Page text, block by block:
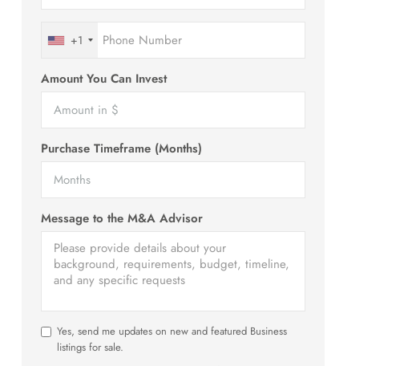
+1
Amount You Can Invest
Purchase Timeframe (Months)
Message to the M&A Advisor
Yes, send me updates on new and featured Business
listings for sale.